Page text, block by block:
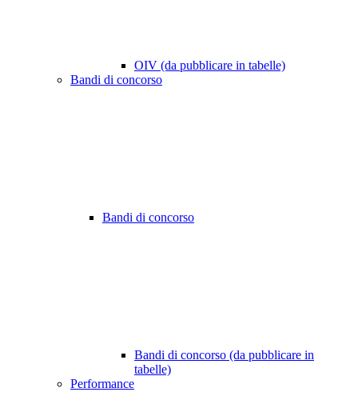
OIV (da pubblicare in tabelle)
Bandi di concorso
Bandi di concorso
Bandi di concorso (da pubblicare in
tabelle)
Performance